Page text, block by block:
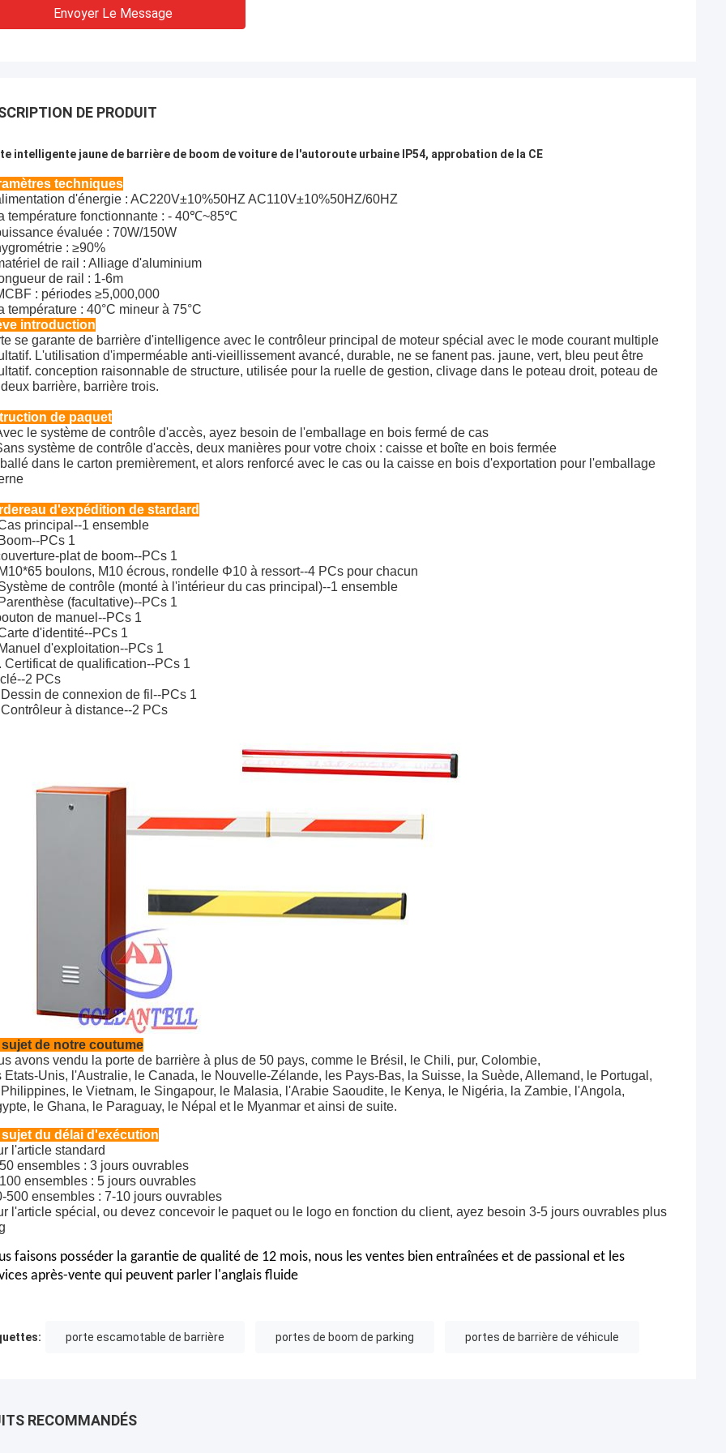
Envoyer Le Message
DE PRODUIT
intelligente jaune de barrière de boom de voiture de l'autoroute urbaine IP54, approbation de la CE
techniques
d'énergie : AC220V±10%50HZ AC110V±10%50HZ/60HZ
température fonctionnante : - 40℃~85℃
évaluée : 70W/150W
: ≥90%
de rail : Alliage d'aluminium
de rail : 1-6m
: périodes ≥5,000,000
température : 40°C mineur à 75°C
introduction
se garante de barrière d'intelligence avec le contrôleur principal de moteur spécial avec le mode courant multiple
L'utilisation d'imperméable anti-vieillissement avancé, durable, ne se fanent pas. jaune, vert, bleu peut être
conception raisonnable de structure, utilisée pour la ruelle de gestion, clivage dans le poteau droit, poteau de
barrière, barrière trois.
de paquet
le système de contrôle d'accès, ayez besoin de l'emballage en bois fermé de cas
système de contrôle d'accès, deux manières pour votre choix : caisse et boîte en bois fermée
dans le carton premièrement, et alors renforcé avec le cas ou la caisse en bois d'exportation pour l'emballage
d'expédition de stardard
principal--1 ensemble
PCs 1
plat de boom--PCs 1
boulons, M10 écrous, rondelle Φ10 à ressort--4 PCs pour chacun
de contrôle (monté à l'intérieur du cas principal)--1 ensemble
(facultative)--PCs 1
de manuel--PCs 1
d'identité--PCs 1
d'exploitation--PCs 1
Certificat de qualification--PCs 1
clé--2 PCs
Dessin de connexion de fil--PCs 1
Contrôleur à distance--2 PCs
de notre coutume
avons vendu la porte de barrière à plus de 50 pays, comme le Brésil, le Chili, pur, Colombie,
Etats-Unis, l'Australie, le Canada, le Nouvelle-Zélande, les Pays-Bas, la Suisse, la Suède, Allemand, le Portugal,
Philippines, le Vietnam, le Singapour, le Malasia, l'Arabie Saoudite, le Kenya, le Nigéria, la Zambie, l'Angola,
le Ghana, le Paraguay, le Népal et le Myanmar et ainsi de suite.
du délai d'exécution
l'article standard
ensembles : 3 jours ouvrables
ensembles : 5 jours ouvrables
500 ensembles : 7-10 jours ouvrables
l'article spécial, ou devez concevoir le paquet ou le logo en fonction du client, ayez besoin 3-5 jours ouvrables plus
faisons posséder la garantie de qualité de 12 mois, nous les ventes bien entraînées et de passional et les
après-vente qui peuvent parler l'anglais fluide
porte escamotable de barrière portes de boom de parking portes de barrière de véhicule
RECOMMANDÉS